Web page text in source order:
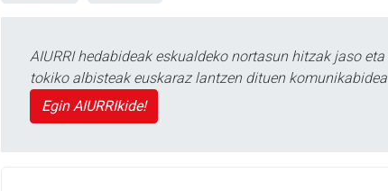
AIURRI hedabideak eskualdeko nortasun hitzak jaso
tokiko albisteak euskaraz lantzen dituen
Egin AIURRIkide!